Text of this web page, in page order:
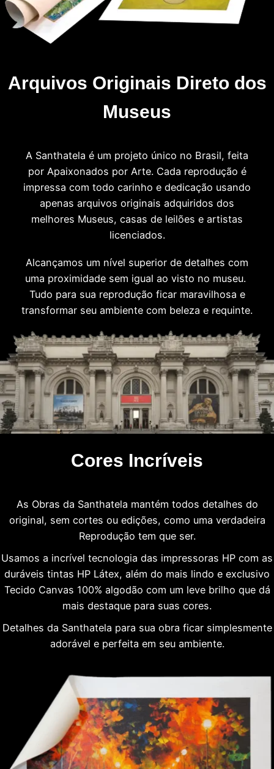
Arquivos Originais Direto dos
Museus
A Santhatela é um projeto único no Brasil, feita
por Apaixonados por Arte. Cada reprodução é
impressa com todo carinho e dedicação usando
apenas arquivos originais adquiridos dos
melhores Museus, casas de leilões e artistas
licenciados.
Alcançamos um nível superior de detalhes com
uma proximidade sem igual ao visto no museu.
Tudo para sua reprodução ficar maravilhosa e
transformar seu ambiente com beleza e requinte.
Cores Incríveis
As Obras da Santhatela mantém todos detalhes do
original, sem cortes ou edições, como uma verdadeira
Reprodução tem que ser.
Usamos a incrível tecnologia das impressoras HP com as
duráveis tintas HP Látex, além do mais lindo e exclusivo
Tecido Canvas 100% algodão com um leve brilho que dá
mais destaque para suas cores.
Detalhes da Santhatela para sua obra ficar simplesmente
adorável e perfeita em seu ambiente.